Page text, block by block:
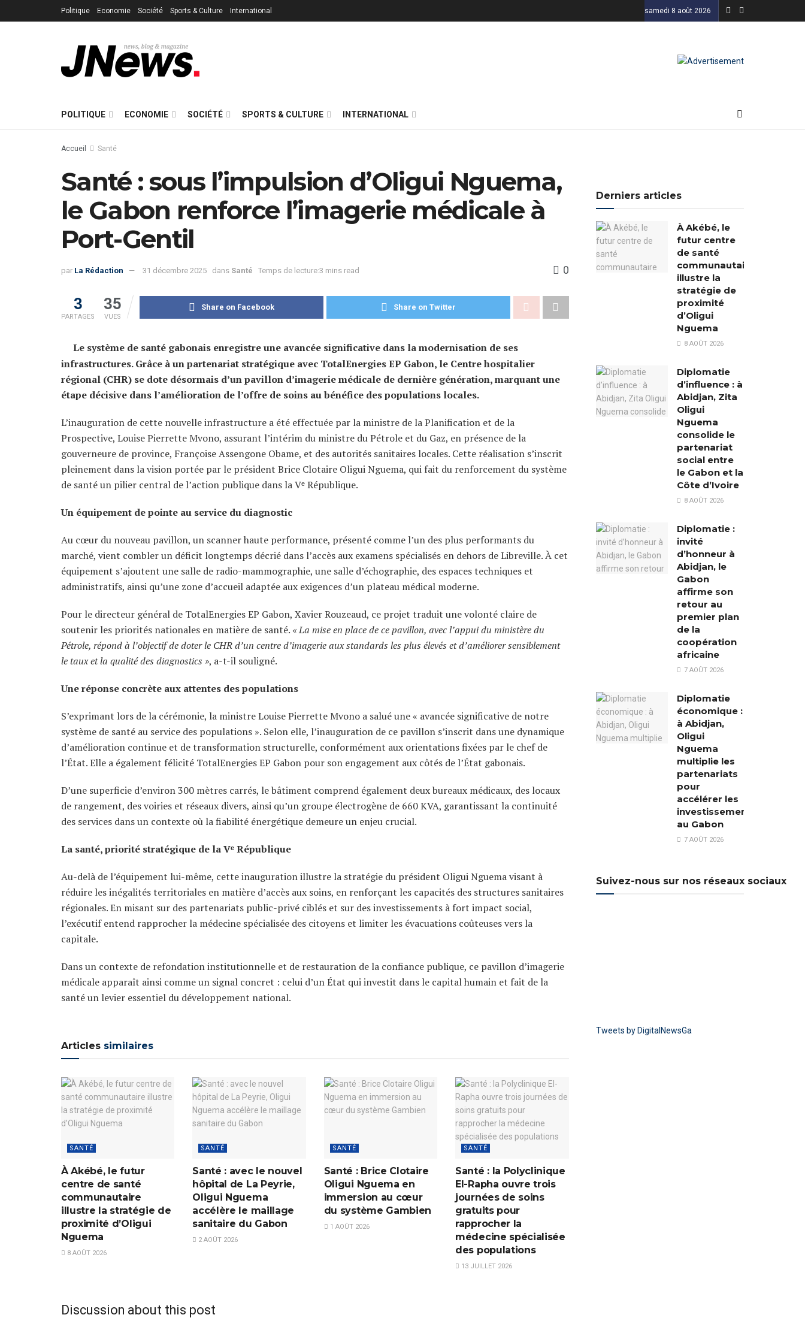
Politique Economie Société Sports & Culture International samedi 8 août 2026
POLITIQUE ECONOMIE SOCIÉTÉ SPORTS & CULTURE INTERNATIONAL
Accueil Santé
Santé : sous l’impulsion d’Oligui Nguema,
le Gabon renforce l’imagerie médicale à
Port-Gentil
par La Rédaction 31 décembre 2025 dans Santé Temps de lecture:3 mins read 0
3
PARTAGES
35
VUES
Share on Facebook Share on Twitter
Le système de santé gabonais enregistre une avancée significative dans la modernisation de ses
infrastructures. Grâce à un partenariat stratégique avec TotalEnergies EP Gabon, le Centre hospitalier
régional (CHR) se dote désormais d’un pavillon d’imagerie médicale de dernière génération, marquant une
étape décisive dans l’amélioration de l’offre de soins au bénéfice des populations locales.
L’inauguration de cette nouvelle infrastructure a été effectuée par la ministre de la Planification et de la
Prospective, Louise Pierrette Mvono, assurant l’intérim du ministre du Pétrole et du Gaz, en présence de la
gouverneure de province, Françoise Assengone Obame, et des autorités sanitaires locales. Cette réalisation s’inscrit
pleinement dans la vision portée par le président Brice Clotaire Oligui Nguema, qui fait du renforcement du système
de santé un pilier central de l’action publique dans la Vᵉ République.
Un équipement de pointe au service du diagnostic
Au cœur du nouveau pavillon, un scanner haute performance, présenté comme l’un des plus performants du
marché, vient combler un déficit longtemps décrié dans l’accès aux examens spécialisés en dehors de Libreville. À cet
équipement s’ajoutent une salle de radio-mammographie, une salle d’échographie, des espaces techniques et
administratifs, ainsi qu’une zone d’accueil adaptée aux exigences d’un plateau médical moderne.
Pour le directeur général de TotalEnergies EP Gabon, Xavier Rouzeaud, ce projet traduit une volonté claire de
soutenir les priorités nationales en matière de santé. « La mise en place de ce pavillon, avec l’appui du ministère du
Pétrole, répond à l’objectif de doter le CHR d’un centre d’imagerie aux standards les plus élevés et d’améliorer sensiblement
le taux et la qualité des diagnostics », a-t-il souligné.
Une réponse concrète aux attentes des populations
S’exprimant lors de la cérémonie, la ministre Louise Pierrette Mvono a salué une « avancée significative de notre
système de santé au service des populations ». Selon elle, l’inauguration de ce pavillon s’inscrit dans une dynamique
d’amélioration continue et de transformation structurelle, conformément aux orientations fixées par le chef de
l’État. Elle a également félicité TotalEnergies EP Gabon pour son engagement aux côtés de l’État gabonais.
D’une superficie d’environ 300 mètres carrés, le bâtiment comprend également deux bureaux médicaux, des locaux
de rangement, des voiries et réseaux divers, ainsi qu’un groupe électrogène de 660 KVA, garantissant la continuité
des services dans un contexte où la fiabilité énergétique demeure un enjeu crucial.
La santé, priorité stratégique de la Vᵉ République
Au-delà de l’équipement lui-même, cette inauguration illustre la stratégie du président Oligui Nguema visant à
réduire les inégalités territoriales en matière d’accès aux soins, en renforçant les capacités des structures sanitaires
régionales. En misant sur des partenariats public-privé ciblés et sur des investissements à fort impact social,
l’exécutif entend rapprocher la médecine spécialisée des citoyens et limiter les évacuations coûteuses vers la
capitale.
Dans un contexte de refondation institutionnelle et de restauration de la confiance publique, ce pavillon d’imagerie
médicale apparaît ainsi comme un signal concret : celui d’un État qui investit dans le capital humain et fait de la
santé un levier essentiel du développement national.
Articles similaires
SANTÉ
À Akébé, le futur
centre de santé
communautaire
illustre la stratégie de
proximité d’Oligui
Nguema
8 AOÛT 2026
SANTÉ
Santé : avec le nouvel
hôpital de La Peyrie,
Oligui Nguema
accélère le maillage
sanitaire du Gabon
2 AOÛT 2026
SANTÉ
Santé : Brice Clotaire
Oligui Nguema en
immersion au cœur
du système Gambien
1 AOÛT 2026
SANTÉ
Santé : la Polyclinique
El-Rapha ouvre trois
journées de soins
gratuits pour
rapprocher la
médecine spécialisée
des populations
13 JUILLET 2026
Discussion about this post
Derniers articles
À Akébé, le
futur centre
de santé
communautaire
illustre la
stratégie de
proximité
d’Oligui
Nguema
8 AOÛT 2026
Diplomatie
d’influence : à
Abidjan, Zita
Oligui
Nguema
consolide le
partenariat
social entre
le Gabon et la
Côte d’Ivoire
8 AOÛT 2026
Diplomatie :
invité
d’honneur à
Abidjan, le
Gabon
affirme son
retour au
premier plan
de la
coopération
africaine
7 AOÛT 2026
Diplomatie
économique :
à Abidjan,
Oligui
Nguema
multiplie les
partenariats
pour
accélérer les
investissements
au Gabon
7 AOÛT 2026
Suivez-nous sur nos réseaux sociaux
Tweets by DigitalNewsGa